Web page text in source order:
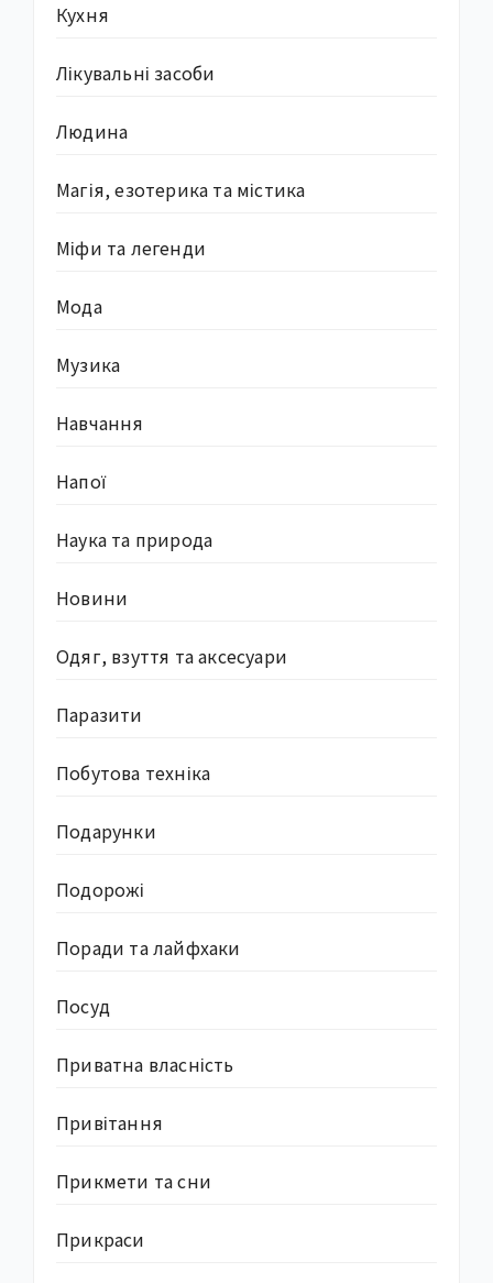
Кухня
Лікувальні засоби
Людина
Магія, езотерика та містика
Міфи та легенди
Мода
Музика
Навчання
Напої
Наука та природа
Новини
Одяг, взуття та аксесуари
Паразити
Побутова техніка
Подарунки
Подорожі
Поради та лайфхаки
Посуд
Приватна власність
Привітання
Прикмети та сни
Прикраси